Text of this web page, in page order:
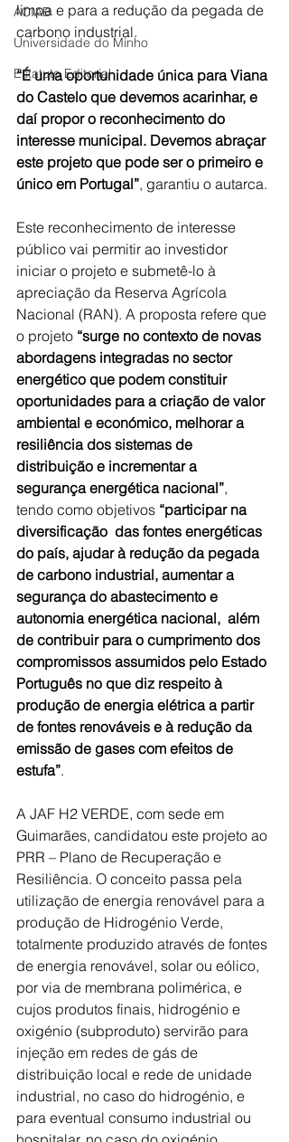
ACIAB
Universidade do Minho
Estatuto Editorial
limpa e para a redução da pegada de
carbono industrial.
“É uma oportunidade única para Viana
do Castelo que devemos acarinhar, e
daí propor o reconhecimento do
interesse municipal. Devemos abraçar
este projeto que pode ser o primeiro e
único em Portugal”, garantiu o autarca.
Este reconhecimento de interesse
público vai permitir ao investidor
iniciar o projeto e submetê-lo à
apreciação da Reserva Agrícola
Nacional (RAN). A proposta refere que
o projeto “surge no contexto de novas
abordagens integradas no sector
energético que podem constituir
oportunidades para a criação de valor
ambiental e económico, melhorar a
resiliência dos sistemas de
distribuição e incrementar a
segurança energética nacional”,
tendo como objetivos “participar na
diversificação  das fontes energéticas
do país, ajudar à redução da pegada
de carbono industrial, aumentar a
segurança do abastecimento e
autonomia energética nacional,  além
de contribuir para o cumprimento dos
compromissos assumidos pelo Estado
Português no que diz respeito à
produção de energia elétrica a partir
de fontes renováveis e à redução da
emissão de gases com efeitos de
estufa”.
A JAF H2 VERDE, com sede em
Guimarães, candidatou este projeto ao
PRR – Plano de Recuperação e
Resiliência. O conceito passa pela
utilização de energia renovável para a
produção de Hidrogénio Verde,
totalmente produzido através de fontes
de energia renovável, solar ou eólico,
por via de membrana polimérica, e
cujos produtos finais, hidrogénio e
oxigénio (subproduto) servirão para
injeção em redes de gás de
distribuição local e rede de unidade
industrial, no caso do hidrogénio, e
para eventual consumo industrial ou